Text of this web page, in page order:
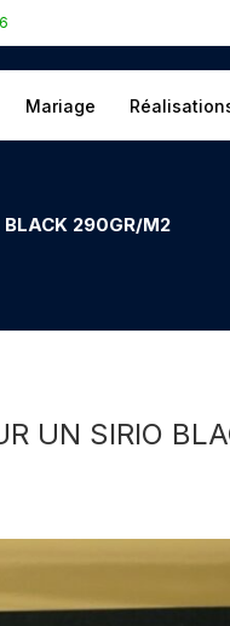
Mariage
BLACK 290GR/M2
UN SIRIO